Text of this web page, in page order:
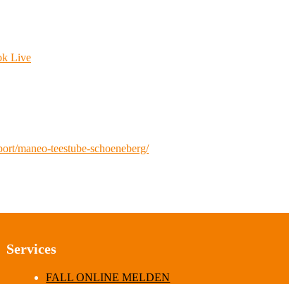
Live
maneo-teestube-schoeneberg/
Services
FALL ONLINE MELDEN